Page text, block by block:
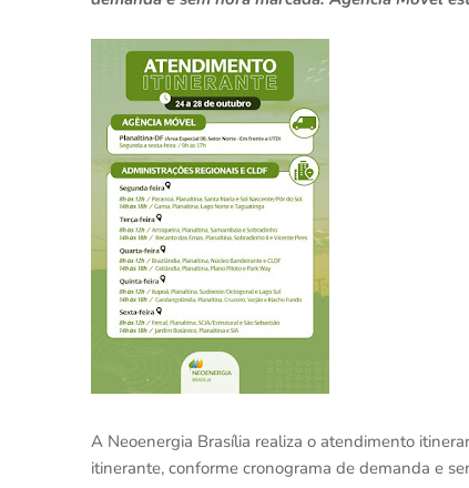
A Neoenergia Brasília realiza o atendimento
itinerante, conforme cronograma de demanda e